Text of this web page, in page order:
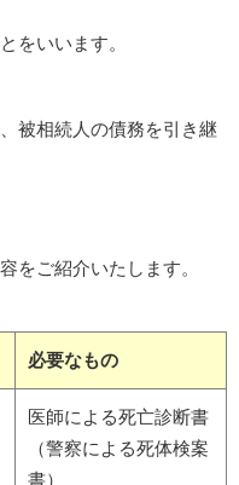
をいいます。
被相続人の債務を引き継
をご紹介いたします。
必要なもの
医師による死亡診断書
（警察による死体検案
書）